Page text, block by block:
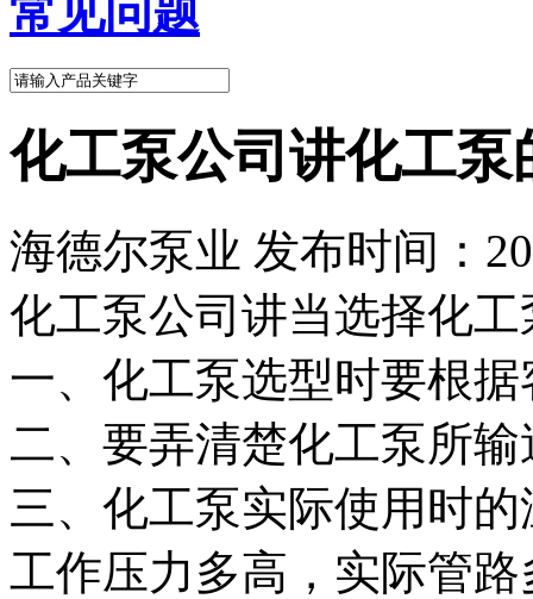
常见问题
化工泵公司讲化工
海德尔泵业 发布时间：
化工泵公司讲当选择化
一、化工泵选型时要根
二、要弄清楚化工泵所
三、化工泵实际使用时
工作压力多高，实际管